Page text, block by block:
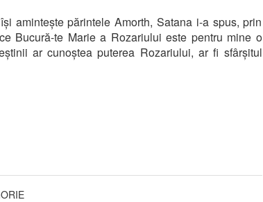
amintește părintele Amorth, Satana i-a spus, prin
Bucură-te Marie a Rozariului este pentru mine o
ar cunoștea puterea Rozariului, ar fi sfârșitul